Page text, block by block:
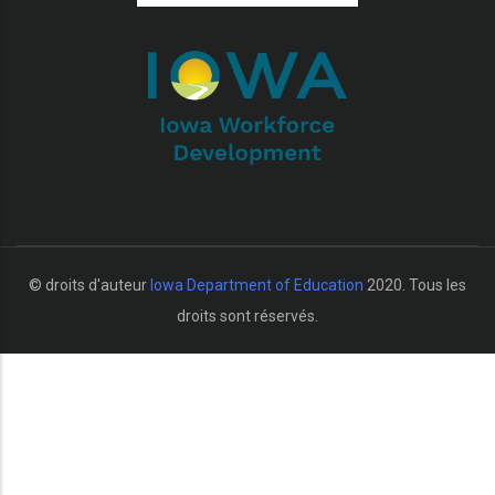
actions supplémentaires
© droits d'auteur Iowa Department of Education 2020. Tous les
droits sont réservés.